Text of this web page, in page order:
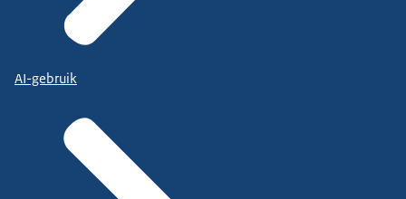
AI-gebruik